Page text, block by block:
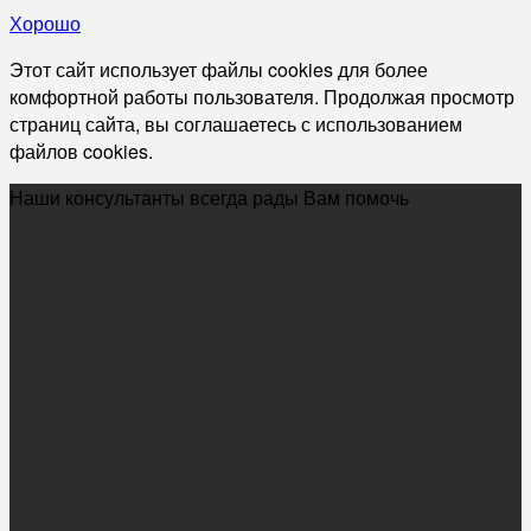
Хорошо
Этот сайт использует файлы cookies для более
комфортной работы пользователя. Продолжая просмотр
страниц сайта, вы соглашаетесь с использованием
файлов cookies.
Наши консультанты всегда рады Вам помочь